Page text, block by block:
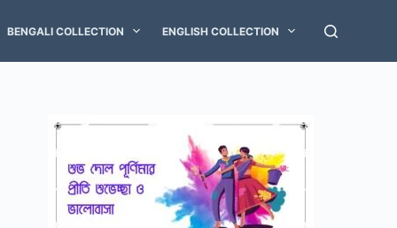
BENGALI COLLECTION ENGLISH COLLECTION